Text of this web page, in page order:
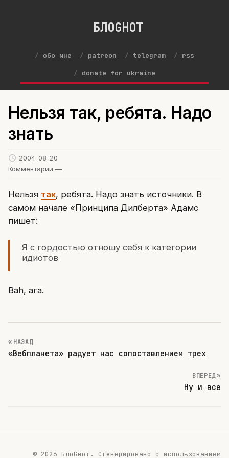
БЛОGНОТ
обо мне patreon telegram
rss
donate for ukraine
Нельзя так, ребята. Надо
знать
2004-08-20
Комментарии —
Нельзя так, ребята. Надо знать источники. В
самом начале «Принципа Дилберта» Адамс
пишет:
Я с гордостью отношу себя к категории
идиотов
Bah, ага.
« НАЗАД
«Вебпланета» радует нас сопоставлением трех
ВПЕРЕД »
Ну и все
© 2026 БлоGнот. Сгенерировано с использованием